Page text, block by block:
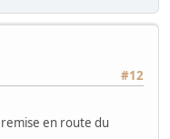
#12
en route du